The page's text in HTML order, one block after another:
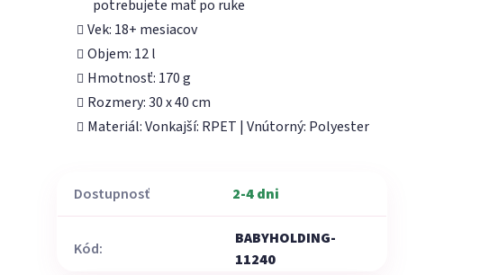
potrebujete mať po ruke
Vek: 18+ mesiacov
Objem: 12 l
Hmotnosť: 170 g
Rozmery: 30 x 40 cm
Materiál: Vonkajší: RPET | Vnútorný: Polyester
Dostupnosť 2-4 dni
Kód:
BABYHOLDING-
11240